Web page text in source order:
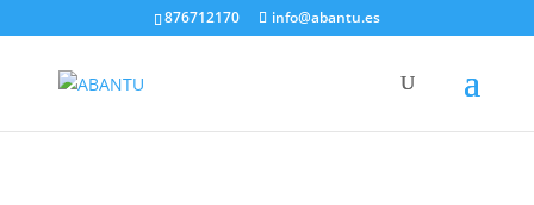
876712170 info@abantu.es